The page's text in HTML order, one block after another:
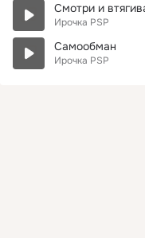
Смотри и
Ирочка PSP
Самообман
Ирочка PSP